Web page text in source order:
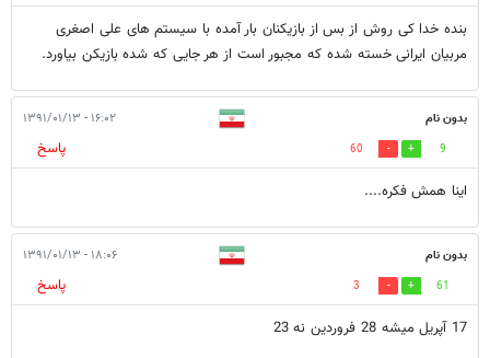
بنده خدا کی روش از بس از بازیکنان بار آمده با سیستم های علی اصغری
مربیان ایرانی خسته شده که مجبور است از هر جایی که شده بازیکن بیاورد.
بدون نام ۱۶:۰۲ - ۱۳۹۱/۰۱/۱۳
9
60
پاسخ
اینا همش فکره....
بدون نام ۱۸:۰۶ - ۱۳۹۱/۰۱/۱۳
61
3
پاسخ
17 آپریل میشه 28 فروردین نه 23